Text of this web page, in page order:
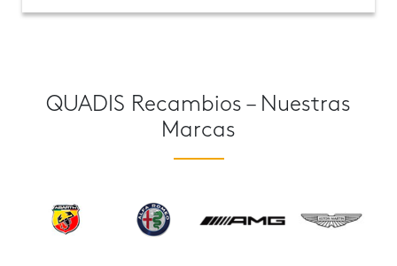
QUADIS Recambios – Nuestras
Marcas